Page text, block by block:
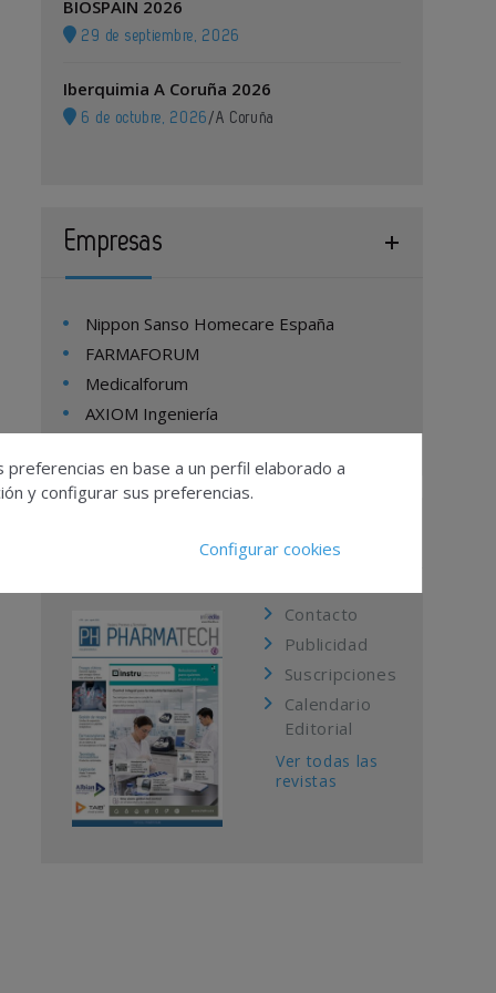
BIOSPAIN 2026
29 de septiembre, 2026
Iberquimia A Coruña 2026
6 de octubre, 2026 /A Coruña
Empresas
Nippon Sanso Homecare España
FARMAFORUM
Medicalforum
AXIOM Ingeniería
Contacto
Publicidad
Suscripciones
Calendario
Editorial
Ver todas las
revistas
en base a un perfil elaborado a
y configurar sus preferencias.
Configurar cookies